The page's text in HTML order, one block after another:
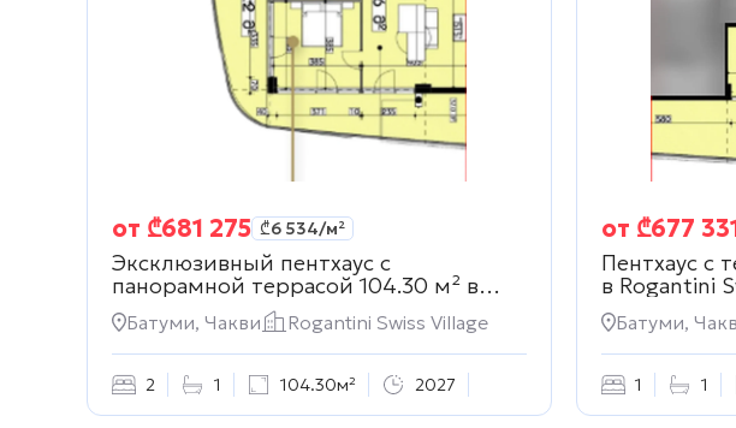
от ₾681 275 ₾6 534/м²
Эксклюзивный пентхаус с
панорамной террасой 104.30 м² в
Rogantini Swiss Village
Батуми, Чакви Rogantini Swiss Village
2 1 104.30м² 2027
от ₾677
Пентхаус с
в Rogantini
Батуми,
1 1